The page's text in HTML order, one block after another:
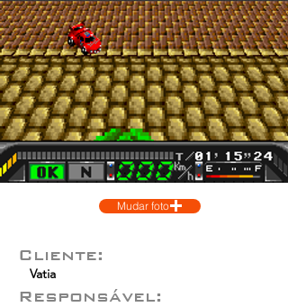
Mudar foto
Vatia
Cliente:
Responsável: